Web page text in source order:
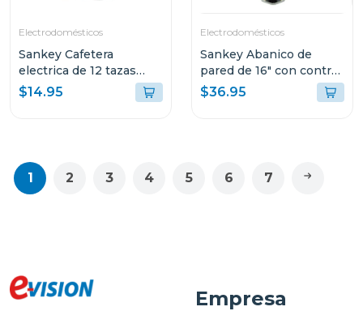
Electrodomésticos
Sankey Cafetera
electrica de 12 tazas
filtro permamente
$14.95
Electrodomésticos
Sankey Abanico de
pared de 16" con control
remoto fn1853
$36.95
1 2 3 4 5 6 7
Empresa